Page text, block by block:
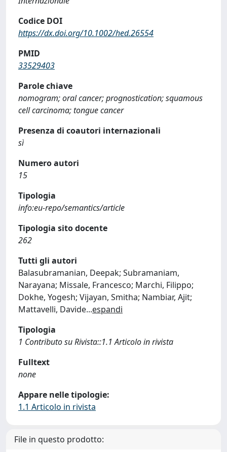
Codice DOI
https://dx.doi.org/10.1002/hed.26554
PMID
33529403
Parole chiave
nomogram; oral cancer; prognostication; squamous
cell carcinoma; tongue cancer
Presenza di coautori internazionali
sì
Numero autori
15
Tipologia
info:eu-repo/semantics/article
Tipologia sito docente
262
Tutti gli autori
Balasubramanian, Deepak; Subramaniam,
Narayana; Missale, Francesco; Marchi, Filippo;
Dokhe, Yogesh; Vijayan, Smitha; Nambiar, Ajit;
Mattavelli, Davide...espandi
Tipologia
1 Contributo su Rivista::1.1 Articolo in rivista
Fulltext
none
Appare nelle tipologie:
1.1 Articolo in rivista
File in questo prodotto: